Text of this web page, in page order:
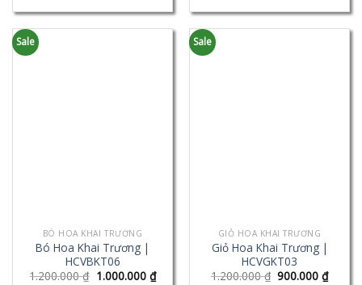
Sale
BÓ HOA KHAI TRƯƠNG
Bó Hoa Khai Trương |
HCVBKT06
1.200.000₫ 1.000.000 ₫
Sale
GIỎ HOA KHAI TRƯƠNG
Giỏ Hoa Khai Trương |
HCVGKT03
1.200.000₫ 900.000₫